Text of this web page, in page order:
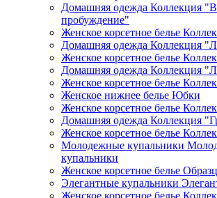
Домашняя одежда Коллекция
пробуждение"
Женское корсетное белье
Домашняя одежда Коллекция
Женское корсетное белье
Домашняя одежда Коллекция
Женское корсетное белье
Женское нижнее белье Юбки
Женское корсетное белье
Домашняя одежда Коллекция
Женское корсетное белье
Молодежные купальники
купальники
Женское корсетное белье
Элегантные купальники
Женское корсетное белье